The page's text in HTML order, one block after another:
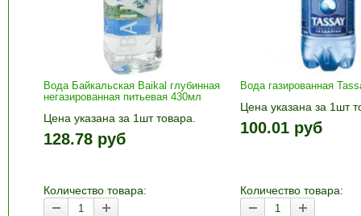
Вода Байкальская Baikal глубинная
негазированная питьевая 430мл
Цена указана за 1шт товара.
1шт прибавляется кнопками «+»
и «-». Выберите нужное
128.78 руб
Количество товара:
Вода газированная
Цена указана за 1шт
1шт прибавляется
и «-». Выберите
100.01 руб
Количество товара: